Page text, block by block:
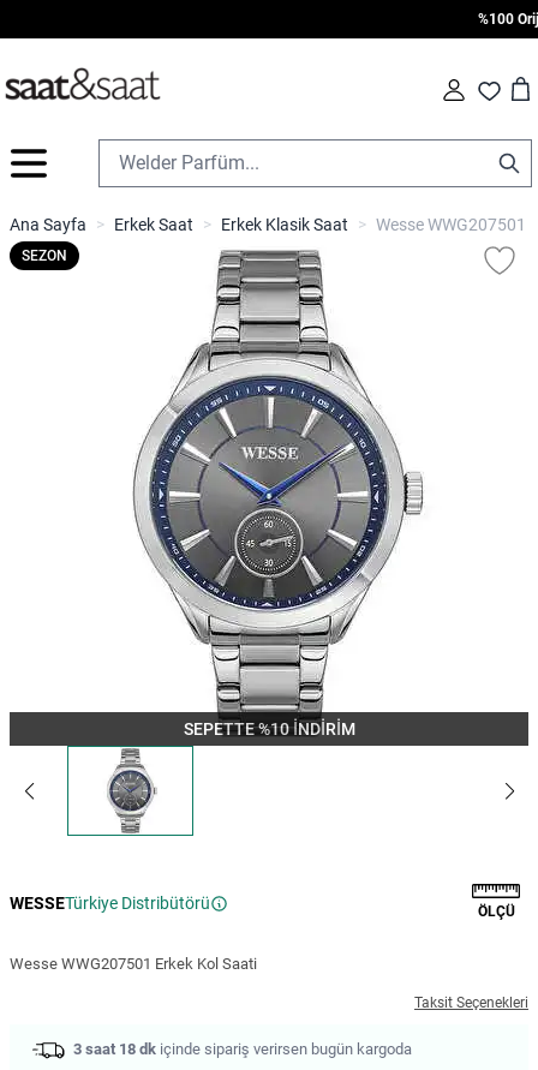
%100
Fav Cart
İçeriğe geç
Ana Sayfa > Erkek Saat > Erkek Klasik Saat > Wesse WWG207501
SEPETTE %10 İNDİRİM
SEZON
WESSETürkiye Distribütörü ÖLÇÜ
Wesse WWG207501 Erkek Kol Saati
Taksit Seçenekleri
3 saat 18 dk içinde sipariş verirsen bugün kargoda